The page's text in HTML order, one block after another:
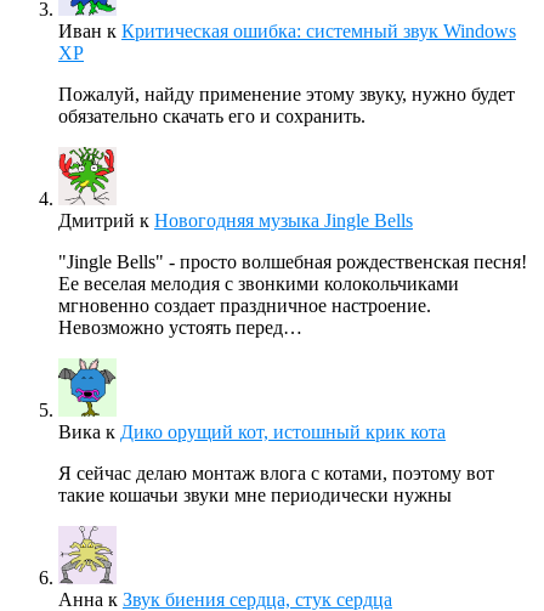
Иван к Критическая ошибка: системный звук Windows
XP
Пожалуй, найду применение этому звуку, нужно будет
обязательно скачать его и сохранить.
Дмитрий к Новогодняя музыка Jingle Bells
"Jingle Bells" - просто волшебная рождественская песня!
Ее веселая мелодия с звонкими колокольчиками
мгновенно создает праздничное настроение.
Невозможно устоять перед…
Вика к Дико орущий кот, истошный крик кота
Я сейчас делаю монтаж влога с котами, поэтому вот
такие кошачьи звуки мне периодически нужны
Анна к Звук биения сердца, стук сердца